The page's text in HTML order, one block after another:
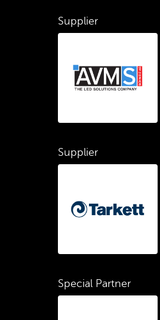
Supplier
Supplier
Special Partner